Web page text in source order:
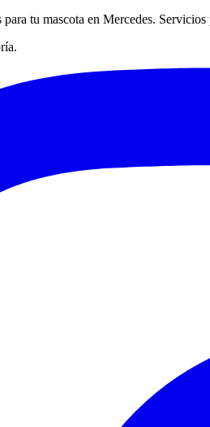
tu mascota en Mercedes.